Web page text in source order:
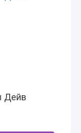
Дейв